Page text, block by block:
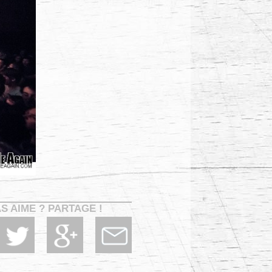
AIME ? PARTAGE !